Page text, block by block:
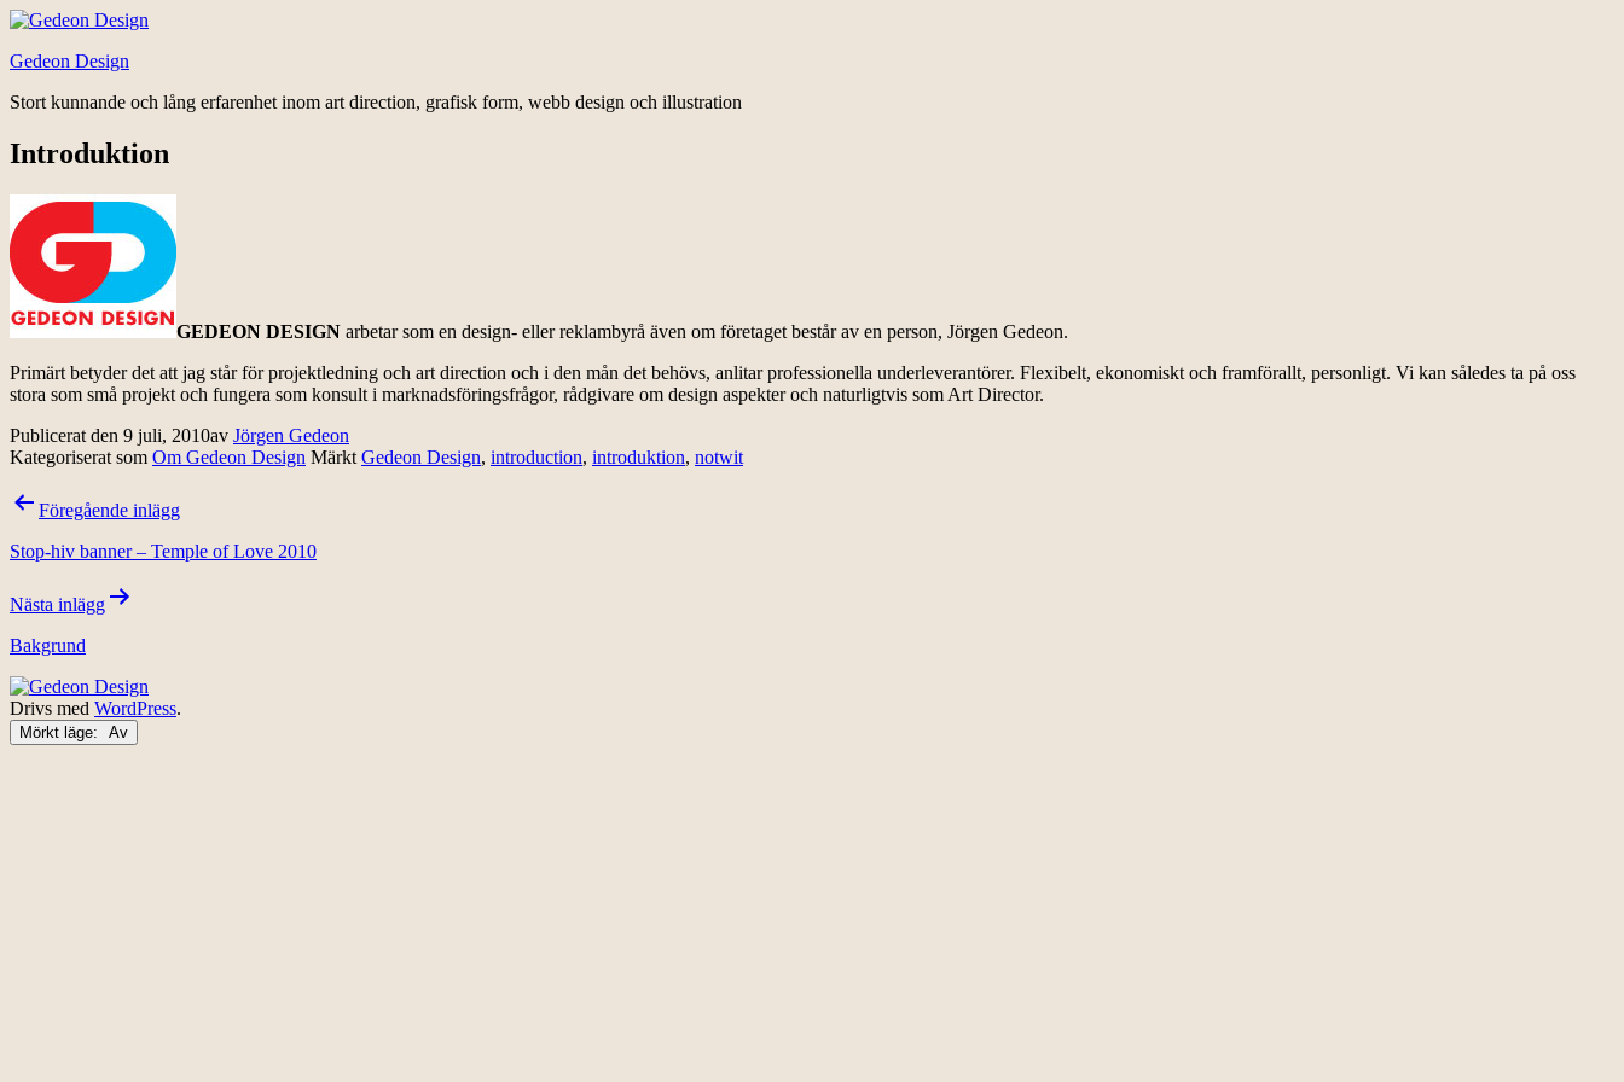
Hoppa
innehåll
Gedeon Design
Stort kunnande och lång erfarenhet inom art direction, grafisk form, webb design och illustration
Introduktion
GEDEON DESIGN arbetar som en design- eller reklambyrå även om företaget består av en person, Jörgen Gedeon.
Primärt betyder det att jag står för projektledning och art direction och i den mån det behövs, anlitar professionella underleverantörer. Flexibelt, ekonomiskt och framförallt, personligt. Vi kan således ta på oss
stora som små projekt och fungera som konsult i marknadsföringsfrågor, rådgivare om design aspekter och naturligtvis som Art Director.
Publicerat den 9 juli, 2010av Jörgen Gedeon
Kategoriserat som Om Gedeon Design Märkt Gedeon Design, introduction, introduktion, notwit
Inläggsnavigering
Föregående inlägg
Stop-hiv banner – Temple of Love 2010
Nästa inlägg
Bakgrund
Drivs med WordPress.
Mörkt läge: